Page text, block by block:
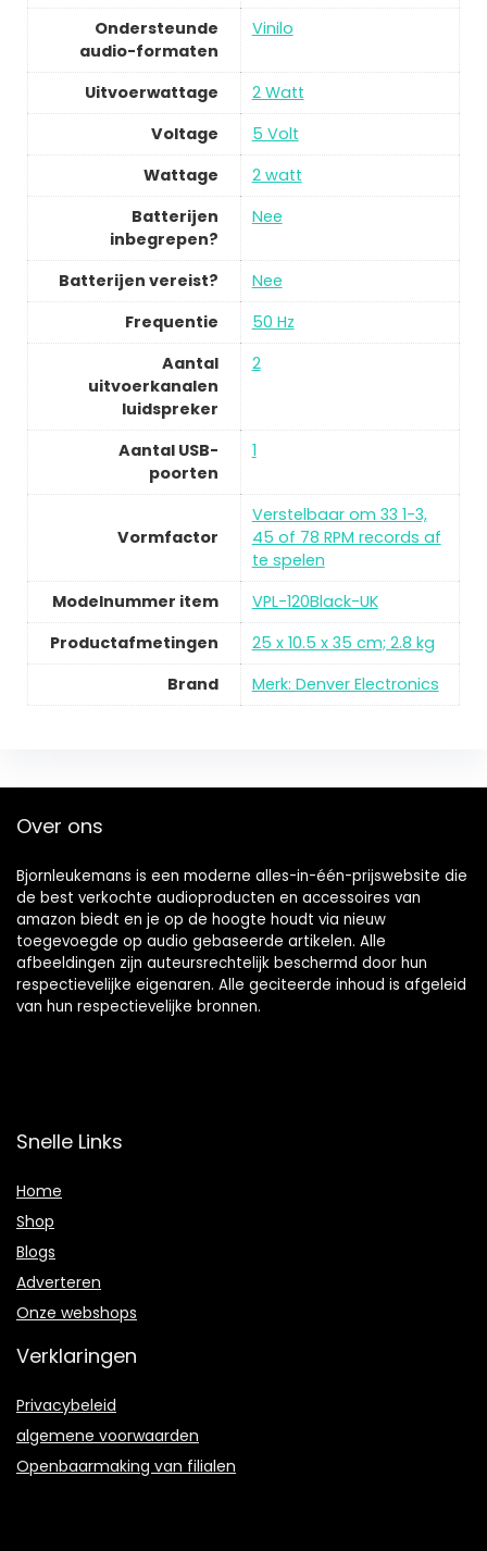
Ondersteunde
audio-formaten
Vinilo
Uitvoerwattage
2 Watt
Voltage
5 Volt
Wattage
2 watt
Batterijen
inbegrepen?
Nee
Batterijen vereist?
Nee
Frequentie
50 Hz
Aantal
uitvoerkanalen
luidspreker
2
Aantal USB-
poorten
1
Vormfactor
Verstelbaar om 33 1-3,
45 of 78 RPM records af
te spelen
Modelnummer item
VPL-120Black-UK
Productafmetingen
25 x 10.5 x 35 cm; 2.8 kg
Brand
Merk: Denver Electronics
Over ons
Bjornleukemans is een moderne alles-in-één-prijswebsite die
de best verkochte audioproducten en accessoires van
amazon biedt en je op de hoogte houdt via nieuw
toegevoegde op audio gebaseerde artikelen. Alle
afbeeldingen zijn auteursrechtelijk beschermd door hun
respectievelijke eigenaren. Alle geciteerde inhoud is afgeleid
van hun respectievelijke bronnen.
Snelle Links
Home
Shop
Blogs
Adverteren
Onze webshops
Verklaringen
Privacybeleid
algemene voorwaarden
Openbaarmaking van filialen